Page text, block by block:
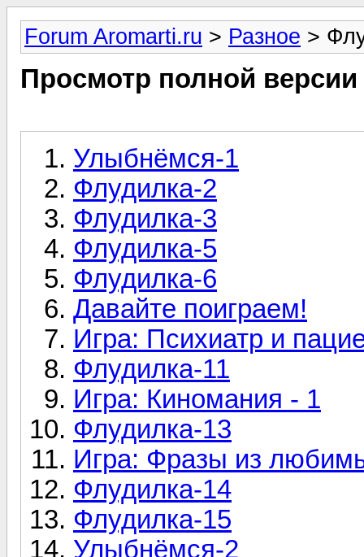
Forum Aromarti.ru > Разное >
Просмотр полной
Улыбнёмся-1
Флудилка-2
Флудилка-3
Флудилка-5
Флудилка-6
Давайте поиграем!
Игра: Психиатр и
Флудилка-11
Игра: Киномания - 1
Флудилка-13
Игра: Фразы из
Флудилка-14
Флудилка-15
Улыбнёмся-2